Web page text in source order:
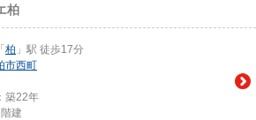
柏
「 柏 」駅 徒歩17分
市西町
築22年
建